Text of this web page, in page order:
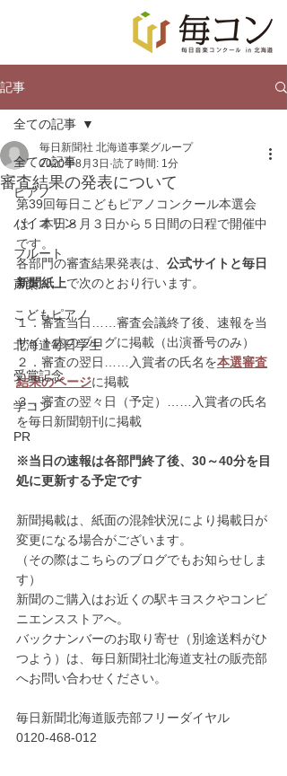
記事
全ての記事
ピアノ
バイオリン
フルート
声楽
こどもピアノ
北海道毎日学生
受賞記念
学コン
PR
全ての記事
審査結果の発表について
毎日新聞社 北海道事業グループ
2020年8月3日 読了時間: 1分
第39回毎日こどもピアノコンクール本選会
は、本日８月３日から５日間の日程で開催中
です。
各部門の審査結果発表は、 公式サイトと毎日
新聞紙上で次のとおり行います。
１．審査当日……審査会議終了後、速報を当
サイト内のブログに掲載（出演番号のみ）
２．審査の翌日……入賞者の氏名を本選審査
結果のページに掲載
３．審査の翌々日（予定）……入賞者の氏名
を毎日新聞朝刊に掲載
※当日の速報は各部門終了後、30～40分を目
処に更新する予定です
新聞掲載は、紙面の混雑状況により掲載日が
変更になる場合がございます。
（その際はこちらのブログでもお知らせしま
す）
新聞のご購入はお近くの駅キヨスクやコンビ
ニエンスストアへ。
バックナンバーのお取り寄せ（別途送料がひ
つよう）は、毎日新聞社北海道支社の販売部
へお問い合わせください。
毎日新聞北海道販売部フリーダイヤル
0120-468-012